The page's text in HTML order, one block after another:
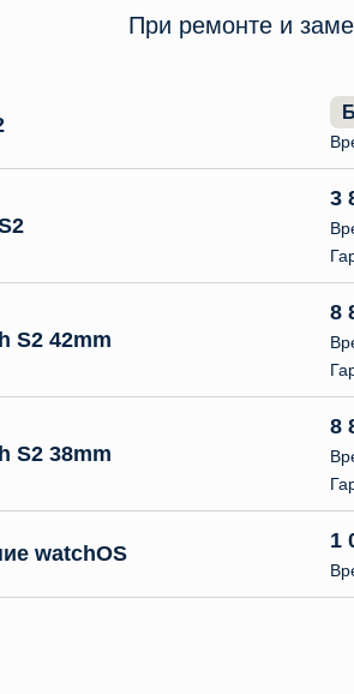
При ремонте и
3
S2 42mm
8
S2 38mm
8
watchOS
1